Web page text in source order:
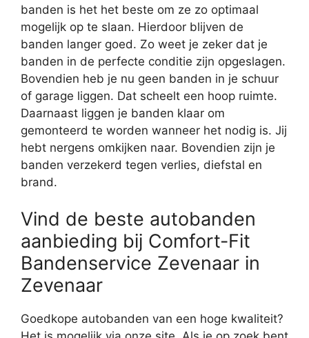
banden is het het beste om ze zo optimaal
mogelijk op te slaan. Hierdoor blijven de
banden langer goed. Zo weet je zeker dat je
banden in de perfecte conditie zijn opgeslagen.
Bovendien heb je nu geen banden in je schuur
of garage liggen. Dat scheelt een hoop ruimte.
Daarnaast liggen je banden klaar om
gemonteerd te worden wanneer het nodig is. Jij
hebt nergens omkijken naar. Bovendien zijn je
banden verzekerd tegen verlies, diefstal en
brand.
Vind de beste autobanden
aanbieding bij Comfort-Fit
Bandenservice Zevenaar in
Zevenaar
Goedkope autobanden van een hoge kwaliteit?